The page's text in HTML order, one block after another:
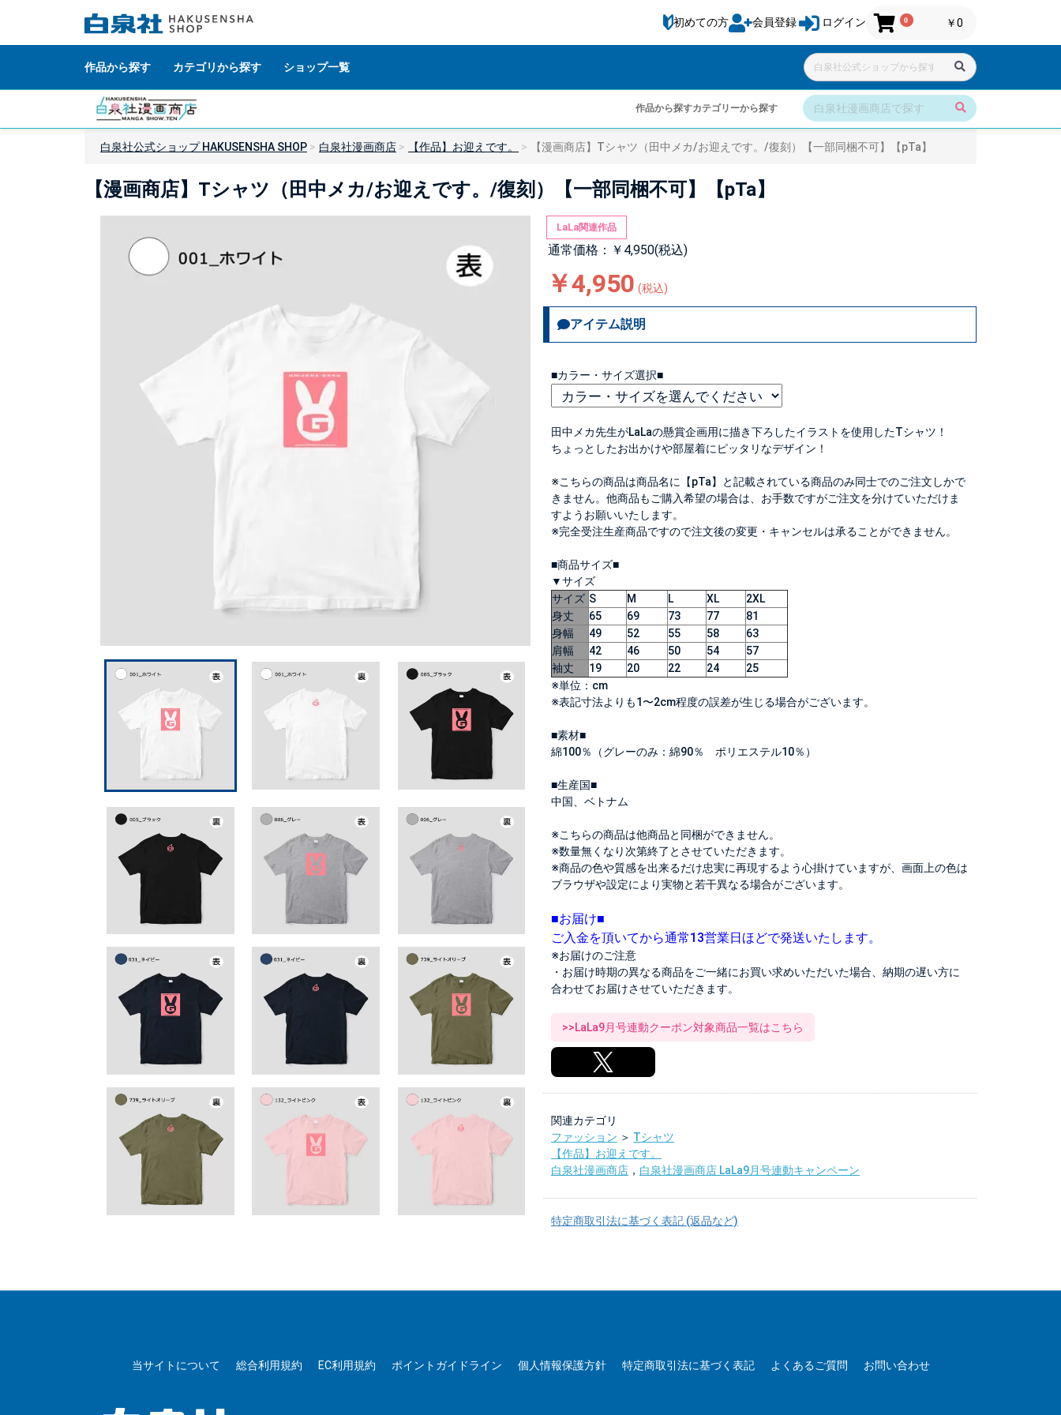
初めての方 会員登録 ログイン 0 ￥0
作品から探す カテゴリから探す ショップ一覧
作品から探すカテゴリーから探す
白泉社公式ショップ HAKUSENSHA SHOP 白泉社漫画商店 【作品】お迎えです。 【漫画商店】Tシャツ（田中メカ/お迎えです。/復刻）【一部同梱不可】【pTa】
【漫画商店】Tシャツ（田中メカ/お迎えです。/復刻）【一部同梱不可】【pTa】
LaLa関連作品
通常価格：￥4,950(税込)
￥4,950 (税込)
アイテム説明
■カラー・サイズ選択■
田中メカ先生がLaLaの懸賞企画用に描き下ろしたイラストを使用したTシャツ！
ちょっとしたお出かけや部屋着にピッタリなデザイン！
※こちらの商品は商品名に【pTa】と記載されている商品のみ同士でのご注文しかで
きません。他商品もご購入希望の場合は、お手数ですがご注文を分けていただけま
すようお願いいたします。
※完全受注生産商品ですので注文後の変更・キャンセルは承ることができません。
■商品サイズ■
▼サイズ
サイズ S M L XL
2XL
身丈
65 69 73 77
81
身幅
49 52 55 58
63
肩幅
42 46 50 54
57
袖丈
19 20 22 24
25
※単位：cm
※表記寸法よりも1〜2cm程度の誤差が生じる場合がございます。
■素材■
綿100％（グレーのみ：綿90％ ポリエステル10％）
■生産国■
中国、ベトナム
※こちらの商品は他商品と同梱ができません。
※数量無くなり次第終了とさせていただきます。
※商品の色や質感を出来るだけ忠実に再現するよう心掛けていますが、画面上の色は
ブラウザや設定により実物と若干異なる場合がございます。
■お届け■
ご入金を頂いてから通常13営業日ほどで発送いたします。
※お届けのご注意
・お届け時期の異なる商品をご一緒にお買い求めいただいた場合、納期の遅い方に
合わせてお届けさせていただきます。
>>LaLa9月号連動クーポン対象商品一覧はこちら
関連カテゴリ
ファッション ＞ Tシャツ
【作品】お迎えです。
白泉社漫画商店 ， 白泉社漫画商店 LaLa9月号連動キャンペーン
特定商取引法に基づく表記 (返品など)
当サイトについて 総合利用規約 EC利用規約 ポイントガイドライン 個人情報保護方針 特定商取引法に基づく表記 よくあるご質問 お問い合わせ